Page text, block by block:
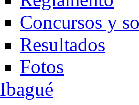
Concursos y
Resultados
Fotos
Ibagué